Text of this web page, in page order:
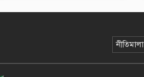
নীতিমালা